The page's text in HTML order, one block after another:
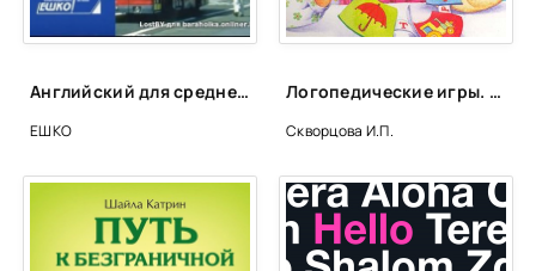
Английский для среднего уровня - ЕШКО
ЕШКО
Логопедические игры. Программа развития и обучения дошкольника. Трудные звуки. Для детей 4-6 лет - И. Скворцова
Скворцова И.П.